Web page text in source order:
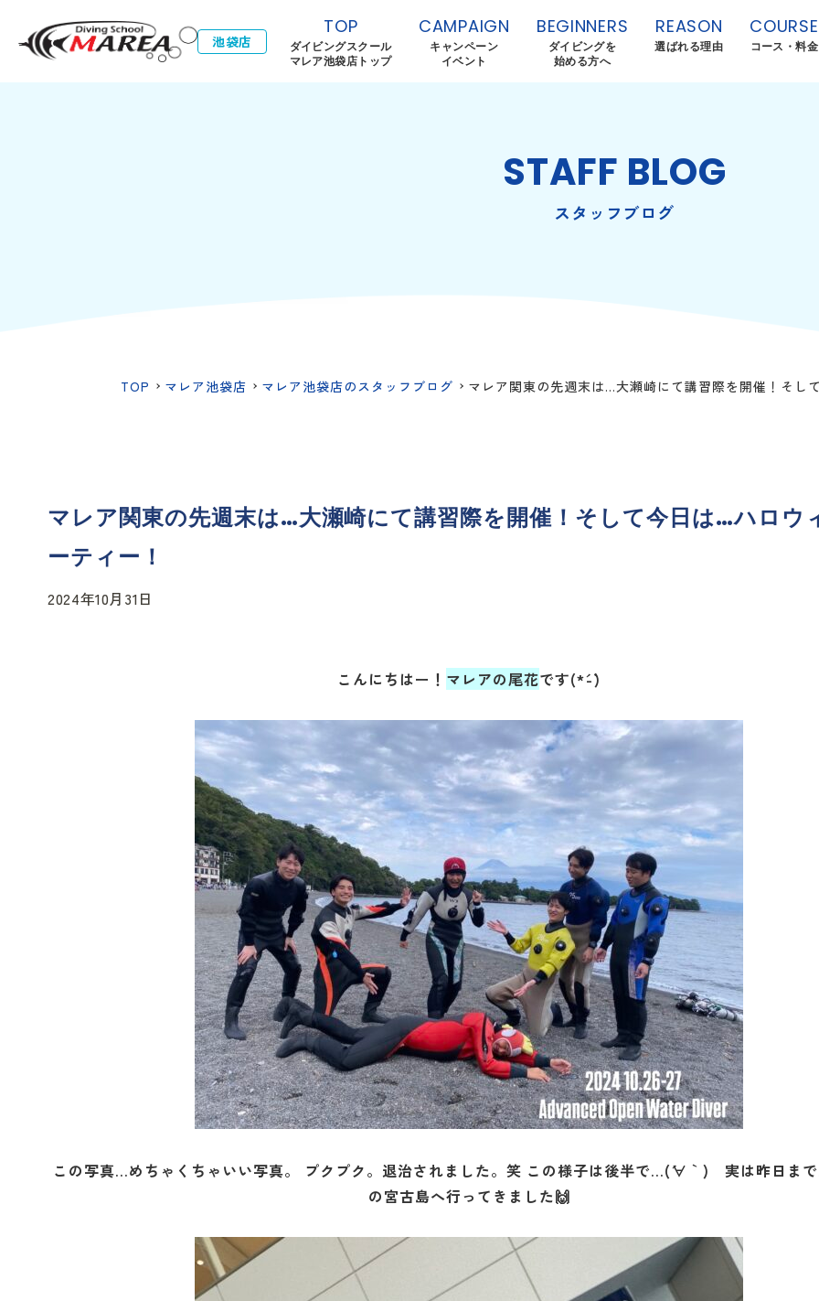
池袋店
TOP
ダイビングスクール
マレア池袋店トップ
CAMPAIGN
キャンペーン
イベント
BEGINNERS
ダイビングを
始める方へ
REASON
選ばれる理由
COURSE
コース・料金
STAFF BLOG
スタッフブログ
TOP マレア池袋店 マレア池袋店のスタッフブログ マレア関東の先週末は…大瀬崎にて講習際を開催！そし
マレア関東の先週末は…大瀬崎にて講習際を開催！そして今日は…ハロウ
ーティー！
2024年10月31日
こんにちはー！ マレアの尾花です(*´-`)
この写真…めちゃくちゃいい写真。 プクプク。退治されました。笑 この様子は後半で…(´∀｀) 実は昨日ま
の宮古島へ行ってきました🙌